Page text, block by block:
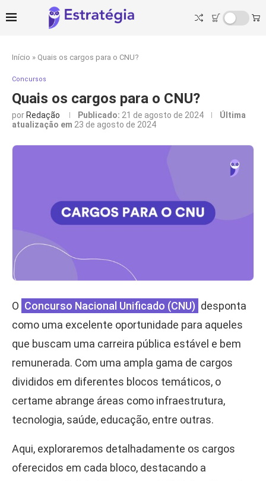
Início » Quais os cargos para o CNU?
Concursos
Quais os cargos para o CNU?
por Redação Publicado: 21 de agosto de 2024
Última
atualização em 23 de agosto de 2024
O Concurso Nacional Unificado (CNU) desponta
como uma excelente oportunidade para aqueles
que buscam uma carreira pública estável e bem
remunerada. Com uma ampla gama de cargos
divididos em diferentes blocos temáticos, o
certame abrange áreas como infraestrutura,
tecnologia, saúde, educação, entre outras.
Aqui, exploraremos detalhadamente os cargos
oferecidos em cada bloco, destacando a